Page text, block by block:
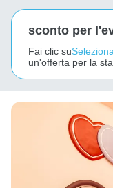
sconto per
Fai clic suSeleziona
un'offerta per la